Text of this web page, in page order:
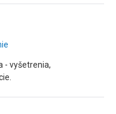
- vyšetrenia,